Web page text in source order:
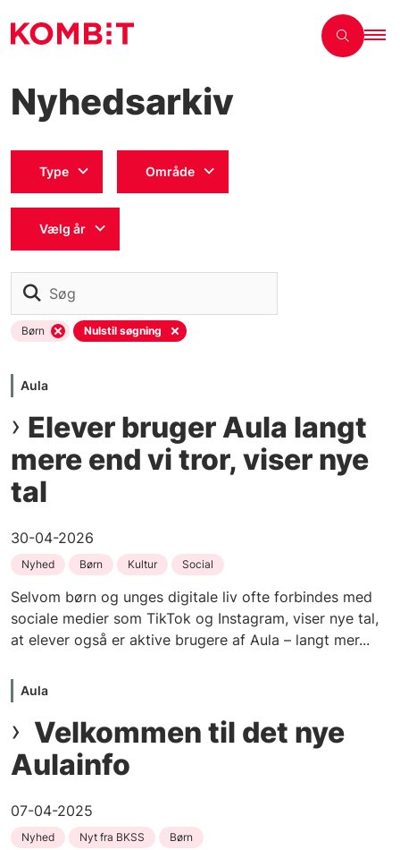
Nyhedsarkiv
Børn Nulstil søgning
Type Område
Vælg år
Aula
Elever bruger Aula langt
mere end vi tror, viser nye
tal
30-04-2026
Nyhed Børn Kultur Social
Selvom børn og unges digitale liv ofte forbindes med
sociale medier som TikTok og Instagram, viser nye tal,
at elever også er aktive brugere af Aula – langt mer...
Aula
Velkommen til det nye
Aulainfo
07-04-2025
Nyhed Nyt fra BKSS Børn